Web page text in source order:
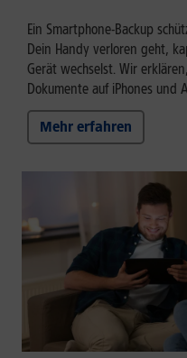
Ein Smartphone-Backup
Dein Handy verloren geht,
Gerät wechselst. Wir
Dokumente auf iPhones und
Mehr erfahren